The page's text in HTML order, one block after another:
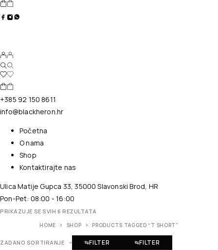
+385 92 150 8611
info@blackheron.hr
Početna
O nama
Shop
Kontaktirajte nas
Ulica Matije Gupca 33, 35000 Slavonski Brod, HR
Pon-Pet: 08:00 - 16:00
PRIKAZUJE SE SVIH 6 REZULTATA
HOME SHOP PRODUCTS TAGGED “T SHORT”
ZADANO SORTIRANJE FILTER FILTER